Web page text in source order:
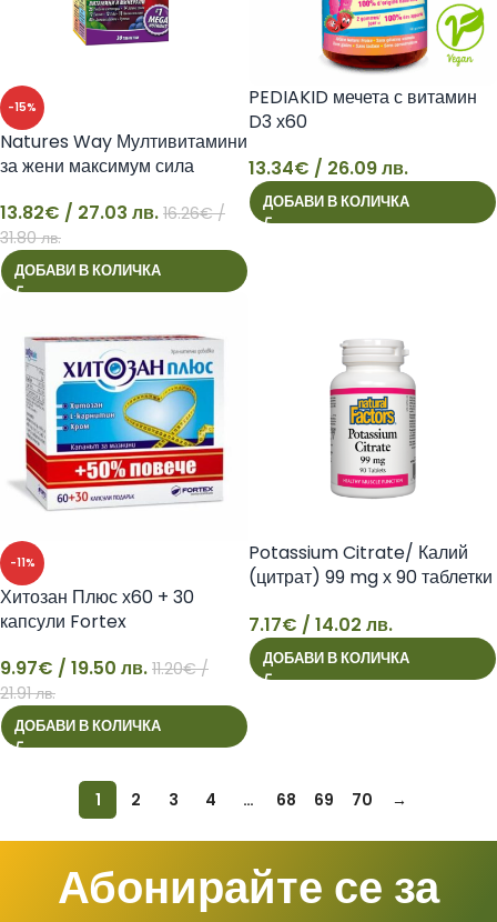
-15%
13
Natures Way Мултивитамини
за жени максимум сила
13.82€ / 27.03 лв. 16.26€/
31.80 лв.
ДОБАВИ В КОЛИЧКА
13
PEDIAKID мечета с витамин
D3 х60
13.34€ / 26.09 лв.
ДОБАВИ В КОЛИЧКА
-11%
9
Хитозан Плюс х60 + 30
капсули Fortex
9.97€ / 19.50 лв. 11.20€/
21.91 лв.
ДОБАВИ В КОЛИЧКА
7
Potassium Citrate/ Калий
(цитрат) 99 mg х 90 таблетки
7.17€ / 14.02 лв.
ДОБАВИ В КОЛИЧКА
1 2 3 4 … 68 69 70 →
Абонирайте се за